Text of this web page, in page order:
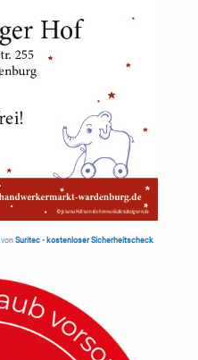
von Suritec • kostenloser Sicherheitscheck